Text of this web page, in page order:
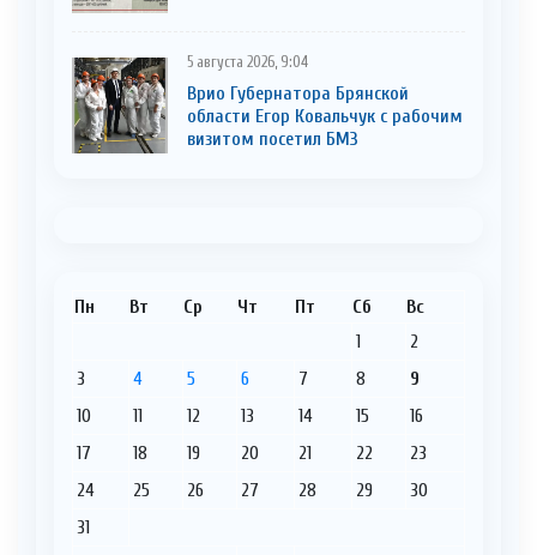
5 августа 2026, 9:04
Врио Губернатора Брянской
области Егор Ковальчук с рабочим
визитом посетил БМЗ
Пн Вт Ср Чт Пт Сб Вс
1
2
3
4 5 6 7 8
9
10
11 12 13 14 15
16
17
18 19 20 21 22
23
24
25 26 27 28 29
30
31